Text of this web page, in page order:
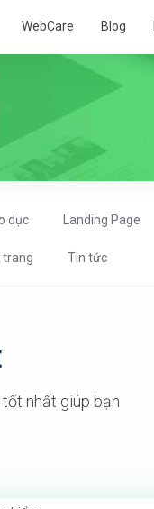
WebCare Blog
dục Landing Page
trang Tin tức
nhất giúp bạn